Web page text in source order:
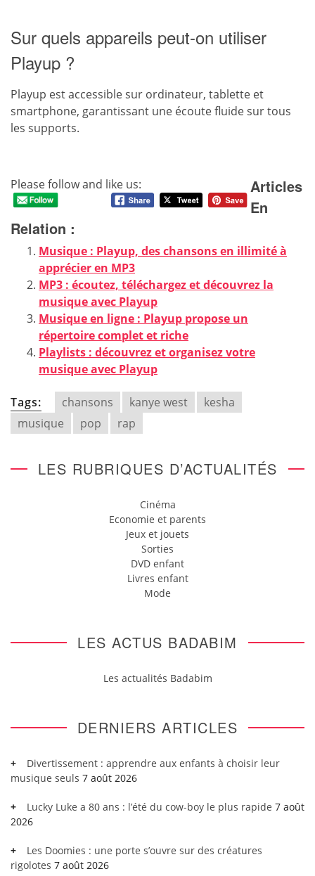
Sur quels appareils peut-on utiliser
Playup ?
Playup est accessible sur ordinateur, tablette et
smartphone, garantissant une écoute fluide sur tous
les supports.
Please follow and like us:
Articles
En
Relation :
Musique : Playup, des chansons en illimité à
apprécier en MP3
MP3 : écoutez, téléchargez et découvrez la
musique avec Playup
Musique en ligne : Playup propose un
répertoire complet et riche
Playlists : découvrez et organisez votre
musique avec Playup
Tags: chansons kanye west
kesha
musique
pop rap
LES RUBRIQUES D’ACTUALITÉS
Cinéma
Economie et parents
Jeux et jouets
Sorties
DVD enfant
Livres enfant
Mode
LES ACTUS BADABIM
Les actualités Badabim
DERNIERS ARTICLES
Divertissement : apprendre aux enfants à choisir leur
musique seuls 7 août 2026
Lucky Luke a 80 ans : l’été du cow-boy le plus rapide 7 août
2026
Les Doomies : une porte s’ouvre sur des créatures
rigolotes 7 août 2026